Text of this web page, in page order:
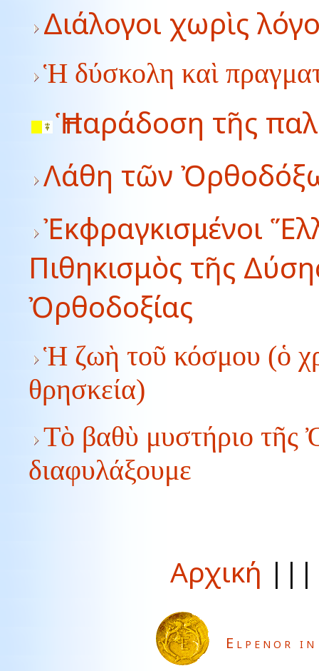
Διάλογοι χωρὶς
Ἡ δύσκολη καὶ
Ἡ παράδοση τῆς
Λάθη τῶν
Ἐκφραγκισμένοι
Πιθηκισμὸς τῆς
Ὀρθοδοξίας
Ἡ ζωὴ τοῦ κόσμου (ὁ
θρησκεία)
Τὸ βαθὺ μυστήριο τῆς
διαφυλάξουμε
Αρχική
Elpenor